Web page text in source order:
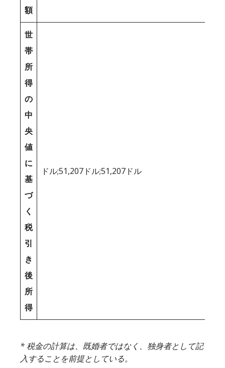
額
世
帯
所
得
の
中
央
値
に
基
づ
く
税
引
き
後
所
得
ドル;51,207ドル;51,207ドル
* 税金の計算は、既婚者ではなく、独身者として記
入することを前提としている。